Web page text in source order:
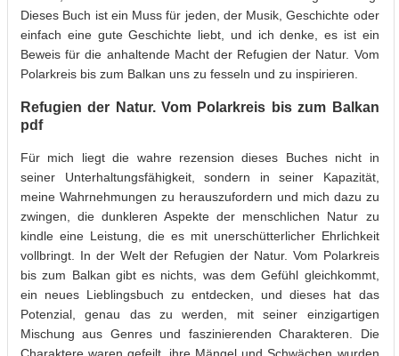
Dieses Buch ist ein Muss für jeden, der Musik, Geschichte oder
einfach eine gute Geschichte liebt, und ich denke, es ist ein
Beweis für die anhaltende Macht der Refugien der Natur. Vom
Polarkreis bis zum Balkan uns zu fesseln und zu inspirieren.
Refugien der Natur. Vom Polarkreis bis zum Balkan
pdf
Für mich liegt die wahre rezension dieses Buches nicht in
seiner Unterhaltungsfähigkeit, sondern in seiner Kapazität,
meine Wahrnehmungen zu herauszufordern und mich dazu zu
zwingen, die dunkleren Aspekte der menschlichen Natur zu
kindle eine Leistung, die es mit unerschütterlicher Ehrlichkeit
vollbringt. In der Welt der Refugien der Natur. Vom Polarkreis
bis zum Balkan gibt es nichts, was dem Gefühl gleichkommt,
ein neues Lieblingsbuch zu entdecken, und dieses hat das
Potenzial, genau das zu werden, mit seiner einzigartigen
Mischung aus Genres und faszinierenden Charakteren. Die